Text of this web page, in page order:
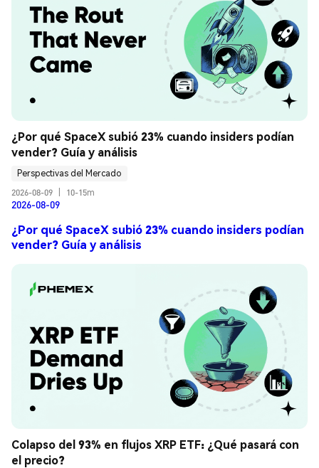
¿Por qué SpaceX subió 23% cuando insiders podían
vender? Guía y análisis
Perspectivas del Mercado
2026-08-09
10-15m
2026-08-09
¿Por qué SpaceX subió 23% cuando insiders podían
vender? Guía y análisis
Colapso del 93% en flujos XRP ETF: ¿Qué pasará con
el precio?